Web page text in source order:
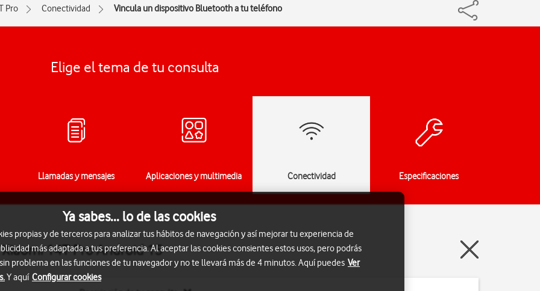
Pro Conectividad Vincula un dispositivo Bluetooth a tu teléfono
Elige el tema de tu consulta
Llamadas y mensajes Aplicaciones y multimedia Conectividad Especificaciones
14T Pro Android 15
Ya sabes... lo de las cookies
propias y de terceros para analizar tus hábitos de navegación y así mejorar tu experiencia de
más adaptada a tus preferencia. Al aceptar las cookies consientes estos usos, pero podrás
problema en las funciones de tu navegador y no te llevará más de 4 minutos. Aquí puedes Ver
Y aquí Configurar cookies